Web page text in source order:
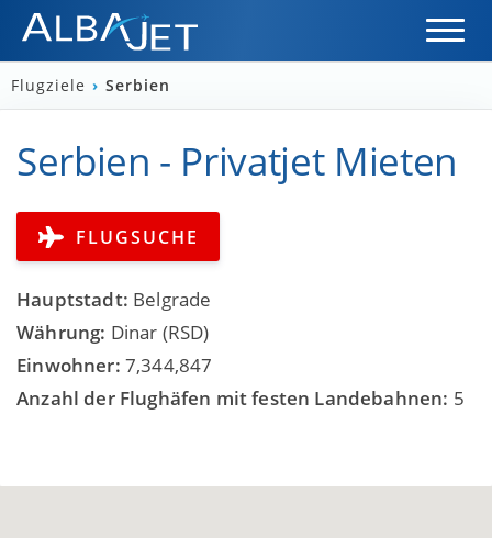
Flugziele › Serbien
Serbien - Privatjet Mieten
FLUGSUCHE
Hauptstadt: Belgrade
Währung: Dinar (RSD)
Einwohner: 7,344,847
Anzahl der Flughäfen mit festen Landebahnen: 5